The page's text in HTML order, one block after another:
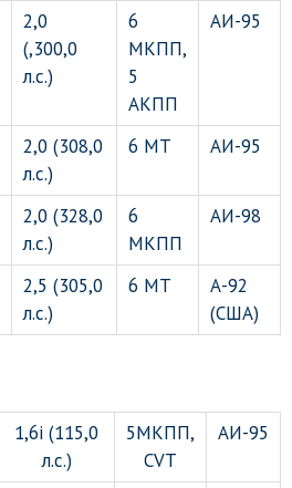
2,0
(,300,0
л.с.)
6
МКПП,
5
АКПП
АИ-95
2,0 (308,0
л.с.)
6 МТ АИ-95
2,0 (328,0
л.с.)
6
МКПП
АИ-98
2,5 (305,0
л.с.)
6 МТ
А-92
(США)
1,6i (115,0
л.с.)
5МКПП,
CVT
АИ-95